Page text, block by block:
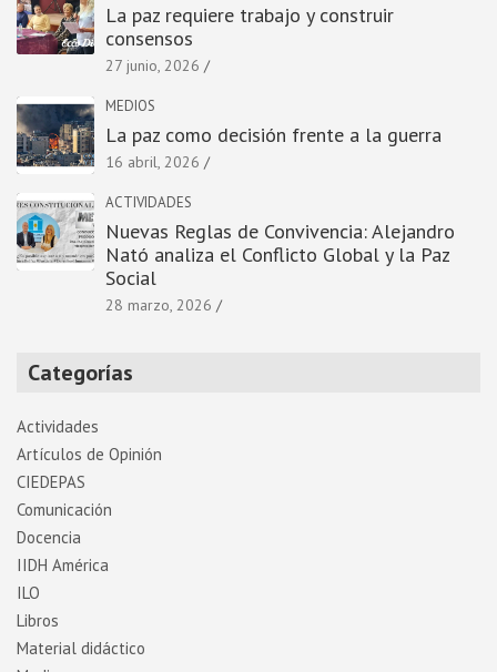
La paz requiere trabajo y construir
consensos
27 junio, 2026
MEDIOS
La paz como decisión frente a la guerra
16 abril, 2026
ACTIVIDADES
Nuevas Reglas de Convivencia: Alejandro
Nató analiza el Conflicto Global y la Paz
Social
28 marzo, 2026
Categorías
Actividades
Artí­culos de Opinión
CIEDEPAS
Comunicación
Docencia
IIDH América
ILO
Libros
Material didáctico